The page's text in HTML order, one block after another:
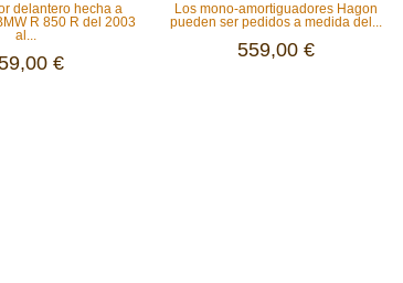
delantero hecha a
R 850 R del 2003
al...
€
Los mono-amortiguadores Hagon
pueden ser pedidos a medida del...
559,00 €